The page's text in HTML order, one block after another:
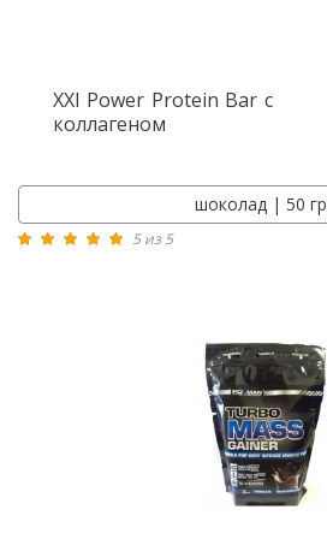
XXI Power Protein Bar с
коллагеном
шоколад | 50 гр
5 из 5